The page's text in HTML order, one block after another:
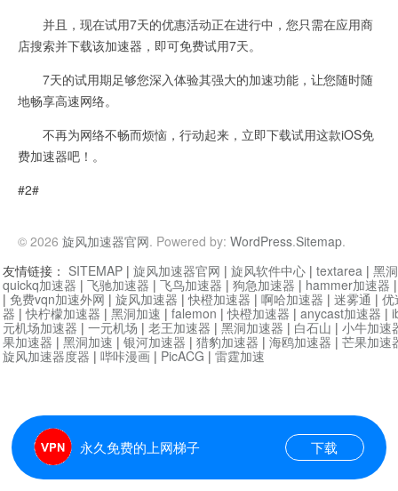
并且，现在试用7天的优惠活动正在进行中，您只需在应用商
店搜索并下载该加速器，即可免费试用7天。
7天的试用期足够您深入体验其强大的加速功能，让您随时随
地畅享高速网络。
不再为网络不畅而烦恼，行动起来，立即下载试用这款iOS免
费加速器吧！。
#2#
© 2026 旋风加速器官网. Powered by: WordPress.Sitemap.
永久免费的上网梯子 下载
友情链接： SITEMAP | 旋风加速器官网 | 旋风软件中心 | textarea | 黑
quickq加速器 | 飞驰加速器 | 飞鸟加速器 | 狗急加速器 | hammer加速器
| 免费vqn加速外网 | 旋风加速器 |快橙加速器 | 啊哈加速器 | 迷雾通 | 优
器 |快柠檬加速器 | 黑洞加速 | falemon |快橙加速器 | anycast加速器 |
元机场加速器 | 一元机场 | 老王加速器 | 黑洞加速器 | 白石山 | 小牛加速
果加速器 | 黑洞加速 | 银河加速器 | 猎豹加速器 | 海鸥加速器 | 芒果加速
旋风加速器度器 | 哔咔漫画 | PicACG | 雷霆加速